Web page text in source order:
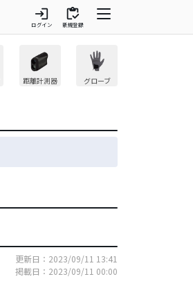
login
ログイン
inventory
新規登録
距離計測器 グローブ
更新日：2023/09/11 13:41
掲載日：2023/09/11 00:00